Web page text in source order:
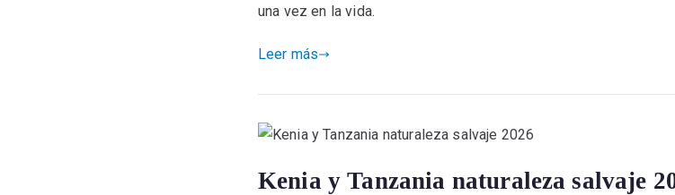
una vez en la vida.
Leer más
Kenia y Tanzania naturaleza salvaje